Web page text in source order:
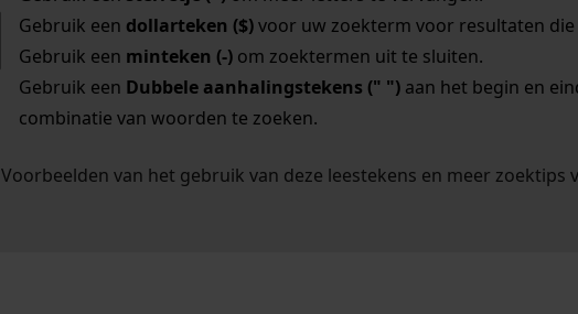
Gebruik een dollarteken ($)voor uw zoekterm voor resultaten die
Gebruik een minteken (-)om zoektermen uit te sluiten.
Gebruik een Dubbele aanhalingstekens (" ")aan het begin en
combinatie van woorden te zoeken.
Voorbeelden van het gebruik van deze leestekens en meer zoektips